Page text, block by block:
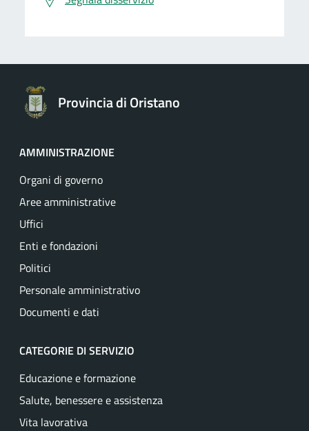
Provincia di Oristano
AMMINISTRAZIONE
Organi di governo
Aree amministrative
Uffici
Enti e fondazioni
Politici
Personale amministrativo
Documenti e dati
CATEGORIE DI SERVIZIO
Educazione e formazione
Salute, benessere e assistenza
Vita lavorativa